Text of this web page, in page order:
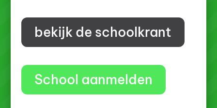
bekijk de schoolkrant
School aanmelden